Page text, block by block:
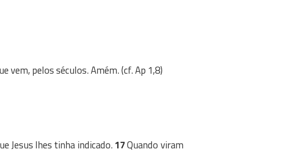
vem, pelos séculos. Amém. (cf. Ap 1,8)
Jesus lhes tinha indicado.17Quando viram